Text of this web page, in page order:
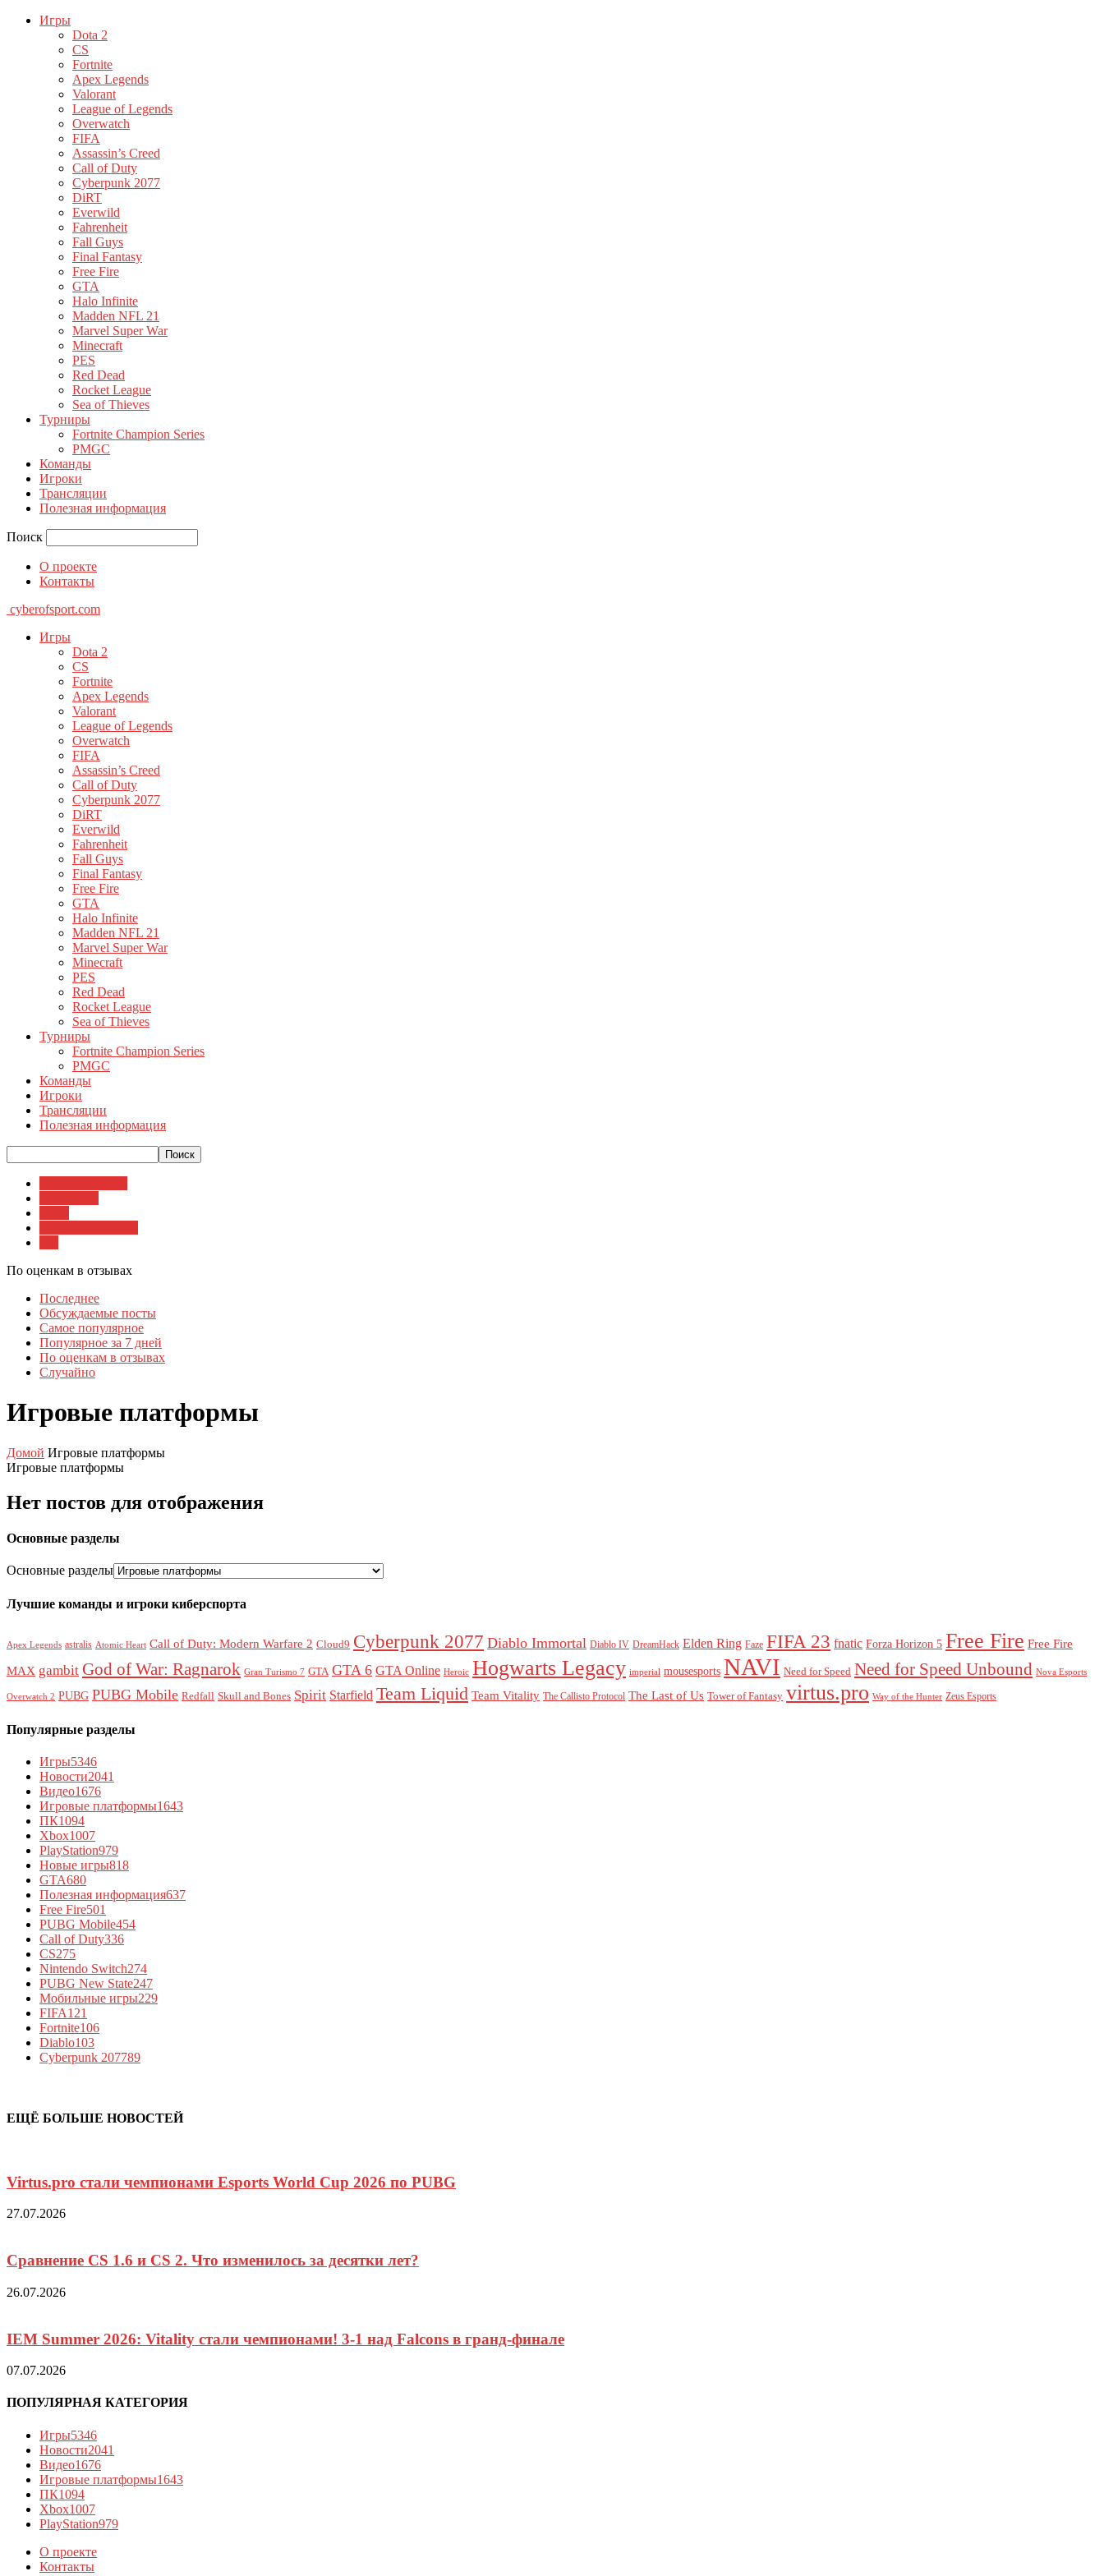
Игры
Dota 2
CS
Fortnite
Apex Legends
Valorant
League of Legends
Overwatch
FIFA
Assassin’s Creed
Call of Duty
Cyberpunk 2077
DiRT
Everwild
Fahrenheit
Fall Guys
Final Fantasy
Free Fire
GTA
Halo Infinite
Madden NFL 21
Marvel Super War
Minecraft
PES
Red Dead
Rocket League
Sea of Thieves
Турниры
Fortnite Champion Series
PMGC
Команды
Игроки
Трансляции
Полезная информация
Поиск
О проекте
Контакты
cyberofsport.com
Игры
Dota 2
CS
Fortnite
Apex Legends
Valorant
League of Legends
Overwatch
FIFA
Assassin’s Creed
Call of Duty
Cyberpunk 2077
DiRT
Everwild
Fahrenheit
Fall Guys
Final Fantasy
Free Fire
GTA
Halo Infinite
Madden NFL 21
Marvel Super War
Minecraft
PES
Red Dead
Rocket League
Sea of Thieves
Турниры
Fortnite Champion Series
PMGC
Команды
Игроки
Трансляции
Полезная информация
По оценкам в отзывах
Последнее
Обсуждаемые посты
Самое популярное
Популярное за 7 дней
По оценкам в отзывах
Случайно
Игровые платформы
Домой Игровые платформы
Игровые платформы
Нет постов для отображения
Основные разделы
Основные разделы
Лучшие команды и игроки киберспорта
Apex Legends astralis Atomic Heart Call of Duty: Modern Warfare 2 Cloud9 Cyberpunk 2077 Diablo Immortal Diablo IV DreamHack Elden Ring Faze FIFA 23 fnatic Forza Horizon 5 Free Fire Free Fire
MAX gambit God of War: Ragnarok Gran Turismo 7 GTA GTA 6 GTA Online Heroic Hogwarts Legacy imperial mousesports NAVI Need for Speed Need for Speed ​​Unbound Nova Esports
Overwatch 2 PUBG PUBG Mobile Redfall Skull and Bones Spirit Starfield Team Liquid Team Vitality The Callisto Protocol The Last of Us Tower of Fantasy virtus.pro Way of the Hunter Zeus Esports
Популярные разделы
Игры5346
Новости2041
Видео1676
Игровые платформы1643
ПК1094
Xbox1007
PlayStation979
Новые игры818
GTA680
Полезная информация637
Free Fire501
PUBG Mobile454
Call of Duty336
CS275
Nintendo Switch274
PUBG New State247
Мобильные игры229
FIFA121
Fortnite106
Diablo103
Cyberpunk 207789
ЕЩЁ БОЛЬШЕ НОВОСТЕЙ
Virtus.pro стали чемпионами Esports World Cup 2026 по PUBG
27.07.2026
Сравнение CS 1.6 и CS 2. Что изменилось за десятки лет?
26.07.2026
IEM Summer 2026: Vitality стали чемпионами! 3-1 над Falcons в гранд-финале
07.07.2026
ПОПУЛЯРНАЯ КАТЕГОРИЯ
Игры5346
Новости2041
Видео1676
Игровые платформы1643
ПК1094
Xbox1007
PlayStation979
О проекте
Контакты